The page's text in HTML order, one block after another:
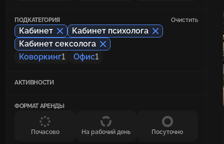
ПОДКАТЕГОРИЯ Очистить
Кабинет
Кабинет психолога
Кабинет сексолога
Коворкинг1 Офис1
АКТИВНОСТИ
ФОРМАТ АРЕНДЫ
Почасово На рабочий день Посуточно